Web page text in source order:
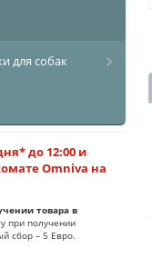
для собак
до 12:00 и
Omniva на
товара в
при получении
сбор – 5 Евро.